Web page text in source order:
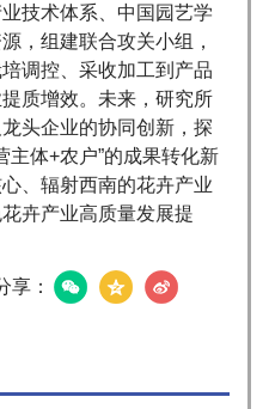
技术体系、中国园艺学
，组建联合攻关小组，
调控、采收加工到产品
质增效。未来，研究所
头企业的协同创新，探
主体+农户”的成果转化新
、辐射西南的花卉产业
卉产业高质量发展提
享：